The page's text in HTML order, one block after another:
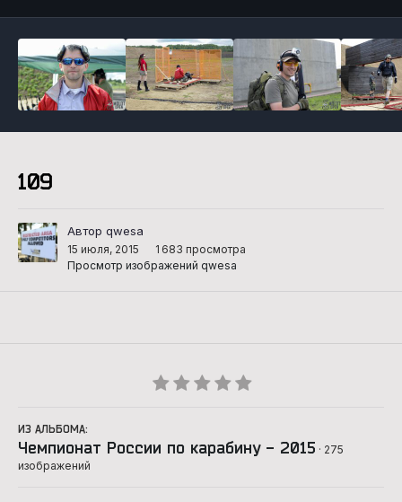
109
Автор qwesa
15 июля, 2015
1 683 просмотра
Просмотр изображений qwesa
ИЗ АЛЬБОМА:
Чемпионат России по карабину - 2015 · 275
изображений